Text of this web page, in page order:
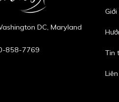
DC, Maryland
858-7769 Tin